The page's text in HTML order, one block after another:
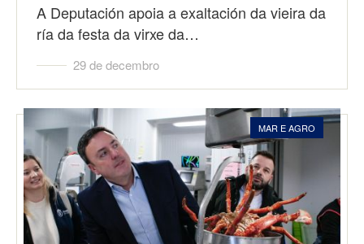
A Deputación apoia a exaltación da vieira da
ría da festa da virxe da…
29 de decembro
MAR E AGRO